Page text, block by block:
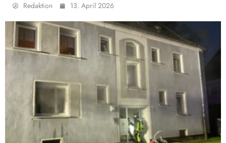
Redaktion 13. April 2026